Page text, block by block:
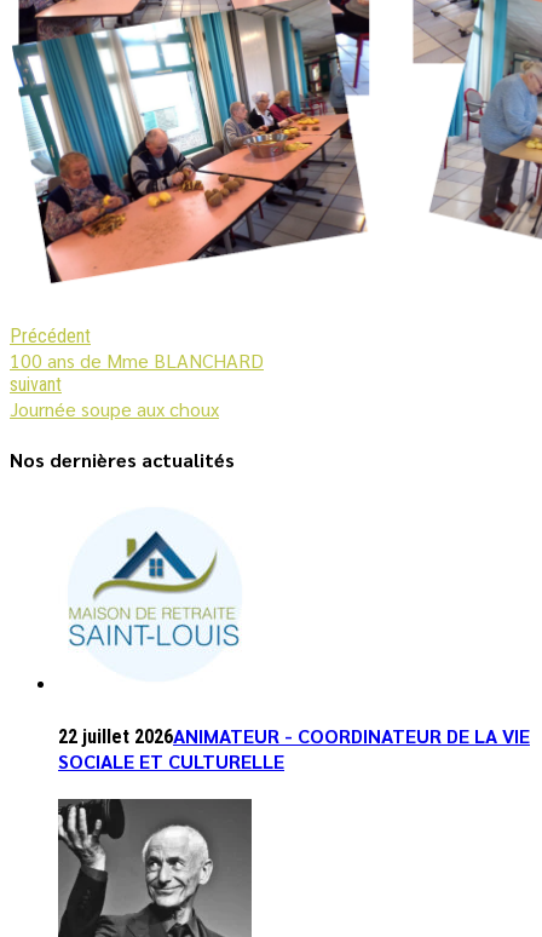
Précédent
100 ans de Mme BLANCHARD
suivant
Journée soupe aux choux
Nos dernières actualités
22 juillet 2026ANIMATEUR - COORDINATEUR DE LA VIE
SOCIALE ET CULTURELLE